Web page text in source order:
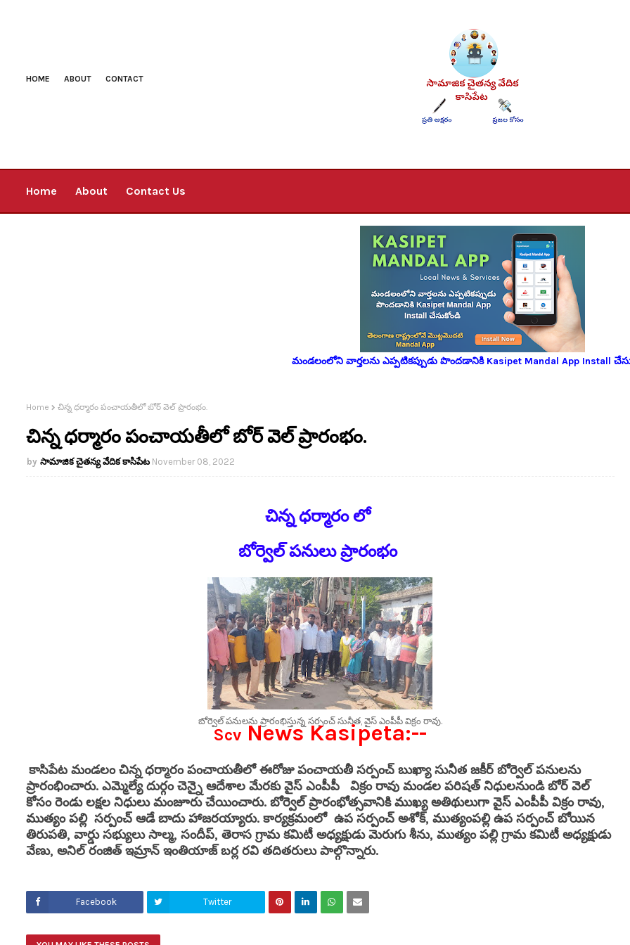
HOME ABOUT CONTACT
Home About Contact Us
మండలంలోని వార్తలను ఎప్పటికప్పుడు పొందడానికి Kasipet Mandal App Install
Home చిన్న ధర్మారం పంచాయతీలో బోర్ వెల్ ప్రారంభం.
చిన్న ధర్మారం పంచాయతీలో బోర్ వెల్ ప్రారంభం.
సామాజిక చైతన్య వేదిక కాసిపేట November 08, 2022
చిన్న ధర్మారం లో
బోర్వెల్ పనులు ప్రారంభం
బోర్వెల్ పనులను ప్రారంభిస్తున్న సర్పంచ్ సునీత, వైస్ ఎంపీపీ విక్రం రావు.
ScvNews Kasipeta:--
కాసిపేట మండలం చిన్న ధర్మారం పంచాయతీలో ఈరోజు పంచాయతీ సర్పంచ్ బుఖ్యా సునీత జకీర్ బోర్వెల్ పనులను
ప్రారంభించారు. ఎమ్మెల్యే దుర్గం చెన్నై ఆదేశాల మేరకు వైస్ ఎంపీపీ విక్రం రావు మండల పరిషత్ నిధులనుండి బోర్ వెల్
కోసం రెండు లక్షల నిధులు మంజూరు చేయించారు. బోర్వెల్ ప్రారంభోత్సవానికి ముఖ్య అతిథులుగా వైస్ ఎంపీపీ విక్రం రావు,
ముత్యం పల్లి సర్పంచ్ ఆడే బాదు హాజరయ్యారు. కార్యక్రమంలో ఉప సర్పంచ్ అశోక్, ముత్యంపల్లి ఉప సర్పంచ్ బోయిన
తిరుపతి, వార్డు సభ్యులు సాల్మ, సందీప్, తెరాస గ్రామ కమిటీ అధ్యక్షుడు మెరుగు శీను, ముత్యం పల్లి గ్రామ కమిటీ అధ్యక్షుడు
వేణు, అనిల్ రంజిత్ ఇమ్రాన్ ఇంతియాజ్ బర్ల రవి తదితరులు పాల్గొన్నారు.
Facebook Twitter